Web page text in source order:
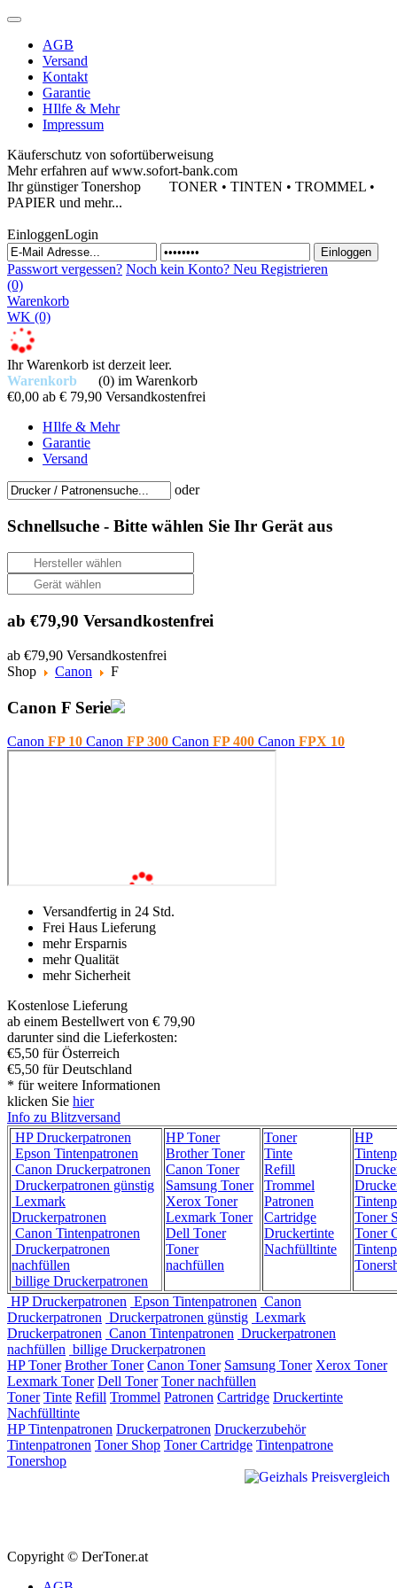
AGB
Versand
Kontakt
Garantie
HIlfe & Mehr
Impressum
Käuferschutz von sofortüberweisung
Mehr erfahren auf www.sofort-bank.com
Ihr günstiger Tonershop TONER • TINTEN • TROMMEL •
PAPIER und mehr...
EinloggenLogin
Passwort vergessen? Noch kein Konto? Neu Registrieren
(0)
Warenkorb
WK (0)
Ihr Warenkorb ist derzeit leer.
Warenkorb
(0) im Warenkorb
€0,00 ab € 79,90 Versandkostenfrei
HIlfe & Mehr
Garantie
Versand
oder
Schnellsuche - Bitte wählen Sie Ihr Gerät aus
ab €79,90 Versandkostenfrei
ab €79,90 Versandkostenfrei
Shop
Canon F
Canon F Serie
Canon FP 10 Canon FP 300 Canon FP 400 Canon FPX 10
Versandfertig in 24 Std.
Frei Haus Lieferung
mehr Ersparnis
mehr Qualität
mehr Sicherheit
Kostenlose Lieferung
ab einem Bestellwert von € 79,90
darunter sind die Lieferkosten:
€5,50 für Österreich
€5,50 für Deutschland
* für weitere Informationen
klicken Sie hier
Info zu Blitzversand
HP Druckerpatronen
Epson Tintenpatronen
Canon Druckerpatronen
Druckerpatronen günstig
Lexmark
Druckerpatronen
Canon Tintenpatronen
Druckerpatronen
nachfüllen
billige Druckerpatronen
HP Toner
Brother Toner
Canon Toner
Samsung Toner
Xerox Toner
Lexmark Toner
Dell Toner
Toner
nachfüllen
Toner
Tinte
Refill
Trommel
Patronen
Cartridge
Druckertinte
Nachfülltinte
HP
Toner
Toner
HP Druckerpatronen Epson Tintenpatronen Canon
Druckerpatronen Druckerpatronen günstig Lexmark
Druckerpatronen Canon Tintenpatronen Druckerpatronen
nachfüllen billige Druckerpatronen
HP Toner Brother Toner Canon Toner Samsung Toner Xerox Toner
Lexmark Toner Dell Toner Toner nachfüllen
Toner Tinte Refill Trommel Patronen Cartridge Druckertinte
Nachfülltinte
HP Tintenpatronen Druckerpatronen Druckerzubehör
Tintenpatronen Toner Shop Toner Cartridge Tintenpatrone
Tonershop
Copyright © DerToner.at